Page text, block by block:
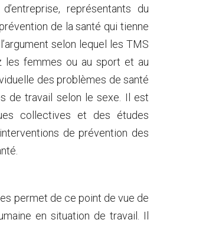
représentants du
de la santé qui tienne
selon lequel les TMS
les femmes ou au sport et au
des problèmes de santé
de travail selon le sexe. Il est
collectives et des études
de prévention des
permet de ce point de vue de
en situation de travail. Il